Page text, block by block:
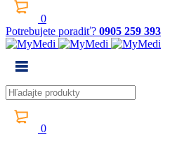
0
Potrebujete poradiť? 0905 259 393
0